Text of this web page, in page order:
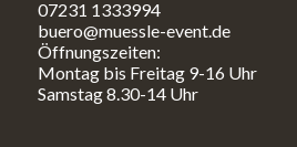
07231 1333994
buero@muessle-event.de
Öffnungszeiten:
Montag bis Freitag 9-16 Uhr
Samstag 8.30-14 Uhr